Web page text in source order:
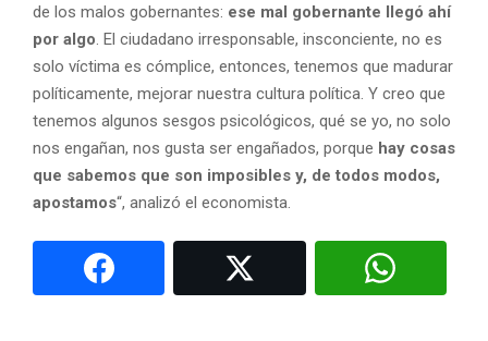
de los malos gobernantes: ese mal gobernante llegó ahí
por algo. El ciudadano irresponsable, insconciente, no es
solo víctima es cómplice, entonces, tenemos que madurar
políticamente, mejorar nuestra cultura política. Y creo que
tenemos algunos sesgos psicológicos, qué se yo, no solo
nos engañan, nos gusta ser engañados, porque hay cosas
que sabemos que son imposibles y, de todos modos,
apostamos“, analizó el economista.